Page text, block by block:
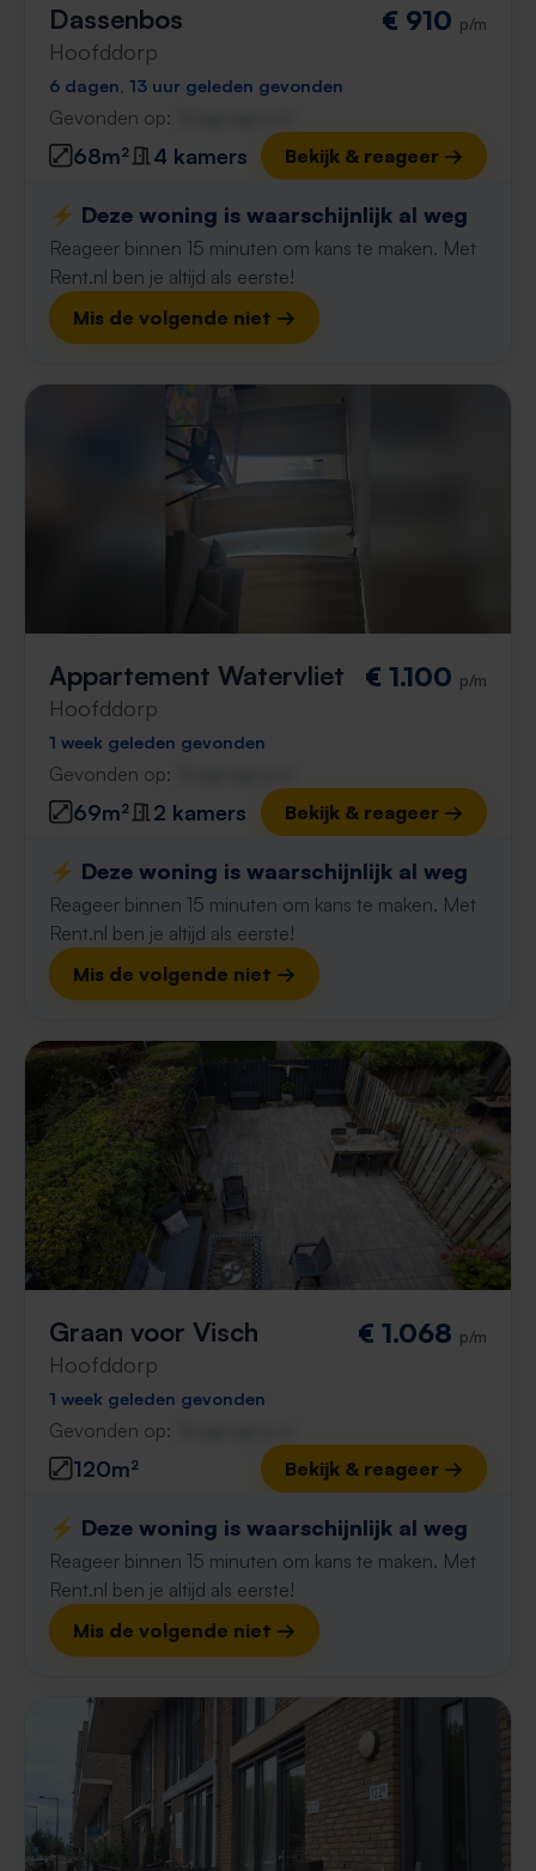
Dassenbos
Hoofddorp
€ 910 p/m
6 dagen, 13 uur geleden gevonden
Gevonden op:
68m² 4 kamers Bekijk & reageer →
⚡️ Deze woning is waarschijnlijk al weg
Reageer binnen 15 minuten om kans te maken. Met
Rent.nl ben je altijd als eerste!
Mis de volgende niet →
Appartement Watervliet
Hoofddorp
€ 1.100 p/m
1 week geleden gevonden
Gevonden op:
69m² 2 kamers Bekijk & reageer →
⚡️ Deze woning is waarschijnlijk al weg
Reageer binnen 15 minuten om kans te maken. Met
Rent.nl ben je altijd als eerste!
Mis de volgende niet →
Graan voor Visch
Hoofddorp
€ 1.068 p/m
1 week geleden gevonden
Gevonden op:
120m² Bekijk & reageer →
⚡️ Deze woning is waarschijnlijk al weg
Reageer binnen 15 minuten om kans te maken. Met
Rent.nl ben je altijd als eerste!
Mis de volgende niet →